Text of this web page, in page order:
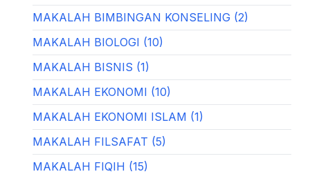
MAKALAH BIMBINGAN KONSELING (2)
MAKALAH BIOLOGI (10)
MAKALAH BISNIS (1)
MAKALAH EKONOMI (10)
MAKALAH EKONOMI ISLAM (1)
MAKALAH FILSAFAT (5)
MAKALAH FIQIH (15)